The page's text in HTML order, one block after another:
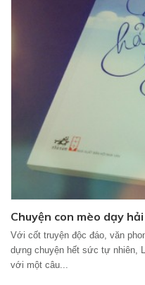
Chuyện con mèo dạy
Với cốt truyện độc đáo, văn
dựng chuyện hết sức tự nhiên,
với một câu...